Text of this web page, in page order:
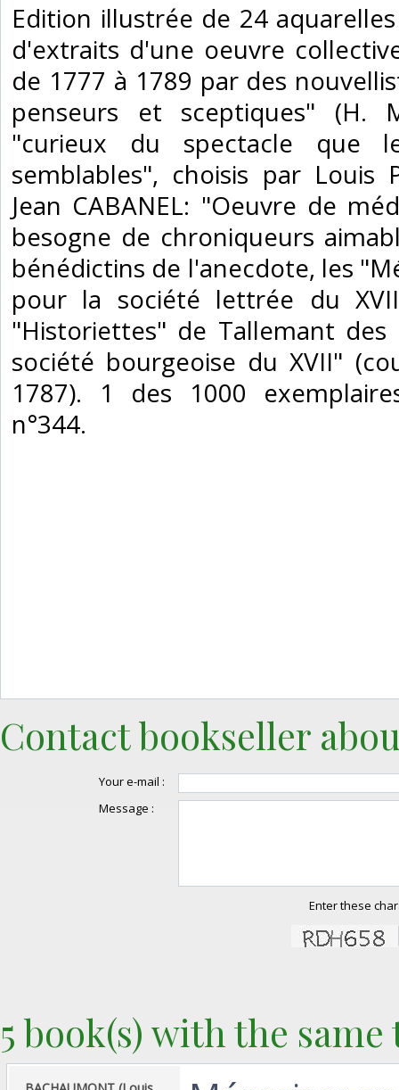
‎Edition illustrée de 24
d'extraits d'une oeuvre
de 1777 à 1789 par des
penseurs et sceptiques" (H.
"curieux du spectacle que
semblables", choisis par Louis
Jean CABANEL: "Oeuvre de
besogne de chroniqueurs
bénédictins de l'anecdote, les
pour la société lettrée du
"Historiettes" de Tallemant
société bourgeoise du XVII"
1787). 1 des 1000
n°344. ‎
Contact bookseller
Your e-mail :
Message :
Enter these
5 book(s) with the